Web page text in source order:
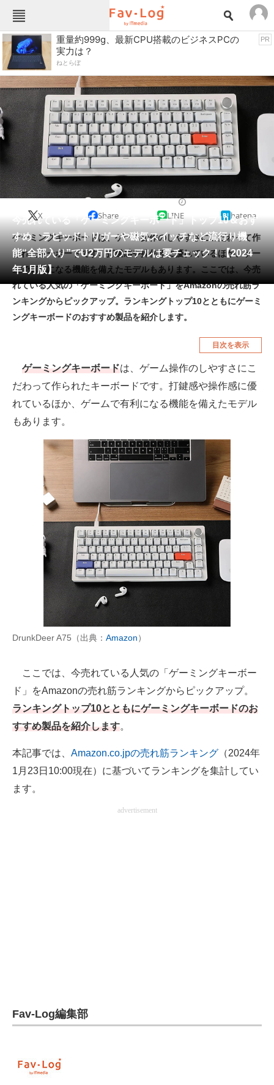
Fav-Logカテゴリー一覧
TOP
インテリア・収納 おもちゃ・ホビー
カメラ キッチン家電
キッチン用品 ゲーム
コンテンツ・サービス スイーツ・お菓子
スポーツ・レジャー スマホ・携帯電話
パソコン・タブレット ファッション
ペット
工具・DIY 本・DVD・CD
生活家電 生活用品
空調・季節家電 美容・コスメ
腕時計 車・バイク
食器・グラス・カトラリー
注目記事を集めた総合ページ
ITの今と未来を見通す
スマホと通信の最新トレンド
進化するPCとデバイスの未来
好きが集まる 比べて選べる
ビジネスと働き方のヒント
AI活用のいまが分かる
企業ITのトレンドを詳説
経営リーダーのコミュニティ
ITエンジニア向け専門サイト
企業向けIT製品の総合サイト
IT製品の技術・比較・事例
製造業のIT導入・活用を支援
エレクトロニクス専門サイト
重量約999g、最新CPU搭載のビジネスPCの
実力は？
ねとらぼ
PR
今売れている「ゲーミングキーボード」トップ10＆おす
すめ ラピッドトリガーや磁気スイッチなど流行り機
能“全部入り”でU2万円のモデルは要チェック！【2024
年1月版】
X Share LINE hatena
ゲーミングキーボードは、ゲーム操作のしやすさにこだわって作
られたキーボードです。打鍵感や操作感に優れているほか、ゲー
ムで有利になる機能を備えたモデルもあります。ここでは、今売
れている人気の「ゲーミングキーボード」をAmazonの売れ筋ラ
ンキングからピックアップ。ランキングトップ10とともにゲーミ
ングキーボードのおすすめ製品を紹介します。
目次を表示
ゲーミングキーボードは、ゲーム操作のしやすさにこ
だわって作られたキーボードです。打鍵感や操作感に優
れているほか、ゲームで有利になる機能を備えたモデル
もあります。
DrunkDeer A75（出典： Amazon）
ここでは、今売れている人気の「ゲーミングキーボー
ド」をAmazonの売れ筋ランキングからピックアップ。
ランキングトップ10とともにゲーミングキーボードのお
すすめ製品を紹介します。
本記事では、 Amazon.co.jpの売れ筋ランキング （2024年
1月23日10:00現在）に基づいてランキングを集計してい
ます。
advertisement
Fav-Log編集部